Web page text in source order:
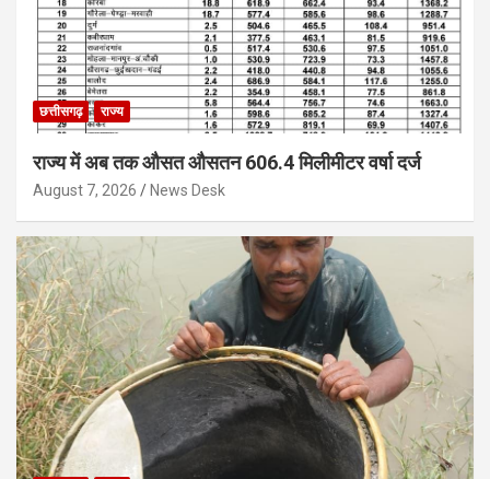
छत्तीसगढ़ राज्य
राज्य में अब तक औसत औसतन 606.4 मिलीमीटर वर्षा दर्ज
August 7, 2026 News Desk